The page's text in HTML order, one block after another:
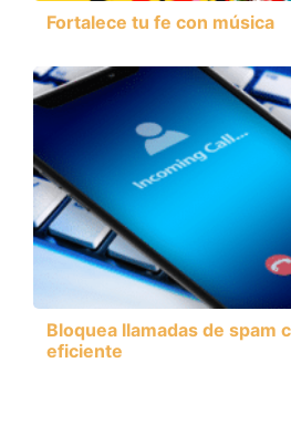
Fortalece tu fe con música
Bloquea llamadas de spam
eficiente